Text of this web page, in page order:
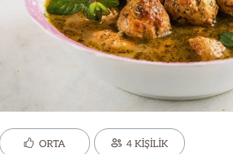
ORTA 4 KİŞİLİK